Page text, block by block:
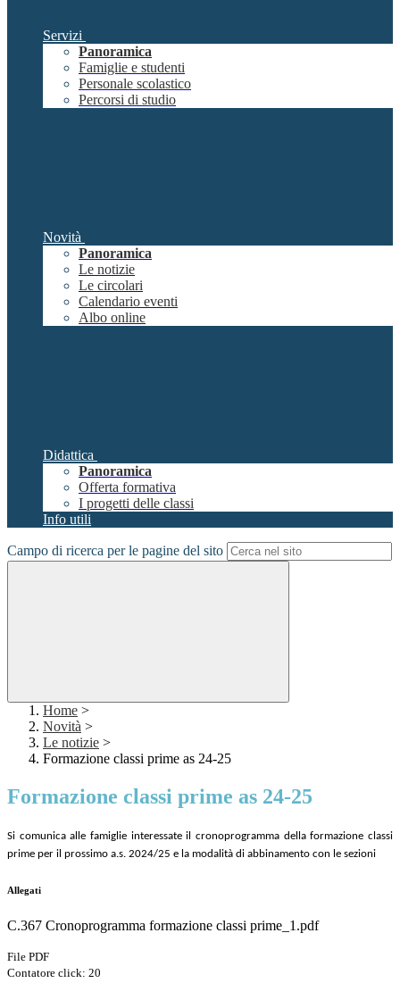
Servizi
Panoramica
Famiglie e studenti
Personale scolastico
Percorsi di studio
Novità
Panoramica
Le notizie
Le circolari
Calendario eventi
Albo online
Didattica
Panoramica
Offerta formativa
I progetti delle classi
Info utili
Campo di ricerca per le pagine del sito
Home >
Novità >
Le notizie >
Formazione classi prime as 24-25
Formazione classi prime as 24-25
Si comunica alle famiglie interessate il cronoprogramma della formazione classi
prime per il prossimo a.s. 2024/25 e la modalità di abbinamento con le sezioni
Allegati
C.367 Cronoprogramma formazione classi prime_1.pdf
File PDF
Contatore click: 20